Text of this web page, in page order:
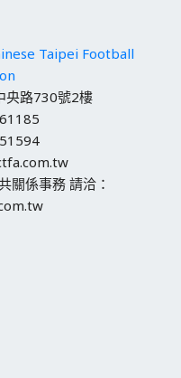
Taipei Football
央路730號2樓
關係事務 請洽：